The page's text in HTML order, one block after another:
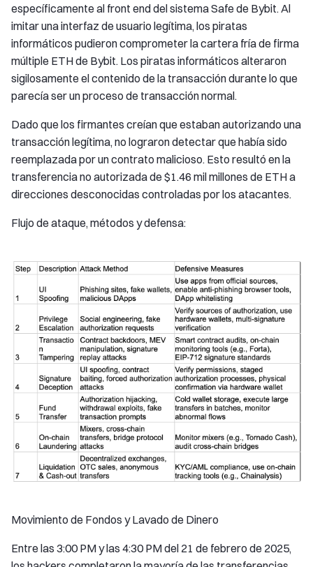
específicamente al front end del sistema Safe de Bybit. Al
imitar una interfaz de usuario legítima, los piratas
informáticos pudieron comprometer la cartera fría de firma
múltiple ETH de Bybit. Los piratas informáticos alteraron
sigilosamente el contenido de la transacción durante lo que
parecía ser un proceso de transacción normal.
Dado que los firmantes creían que estaban autorizando una
transacción legítima, no lograron detectar que había sido
reemplazada por un contrato malicioso. Esto resultó en la
transferencia no autorizada de $1.46 mil millones de ETH a
direcciones desconocidas controladas por los atacantes.
Flujo de ataque, métodos y defensa:
Movimiento de Fondos y Lavado de Dinero
Entre las 3:00 PM y las 4:30 PM del 21 de febrero de 2025,